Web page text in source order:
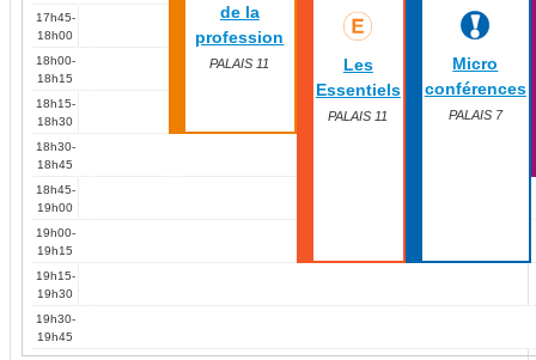
de la
profession
PALAIS 11
Les
Essentiels
PALAIS 11
Micro
conférences
PALAIS 7
17h45-
18h00
18h00-
18h15
18h15-
18h30
18h30-
18h45
18h45-
19h00
19h00-
19h15
19h15-
19h30
19h30-
19h45